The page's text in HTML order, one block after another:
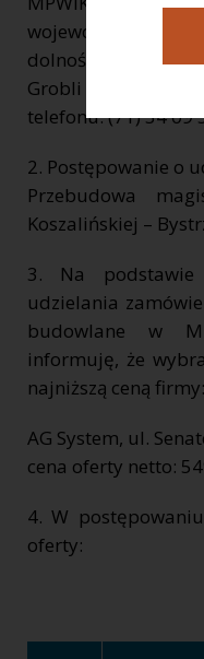
województwo,
dolnośląskie,
Grobli 14/16,
telefonu: (71) 34 09
2. Postępowanie o
Przebudowa
Koszalińskiej –
3. Na
udzielania
budowlane w
informuję, że
najniższą ceną firmy:
AG System, ul.
cena oferty netto:
4. W postępowaniu
oferty: